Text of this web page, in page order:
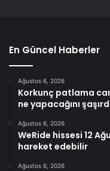
En Güncel Haberler
Ağustos 6, 2026
Korkunç patlama
ne yapacağını
Ağustos 6, 2026
WeRide hissesi 12
hareket edebilir
Ağustos 6, 2026